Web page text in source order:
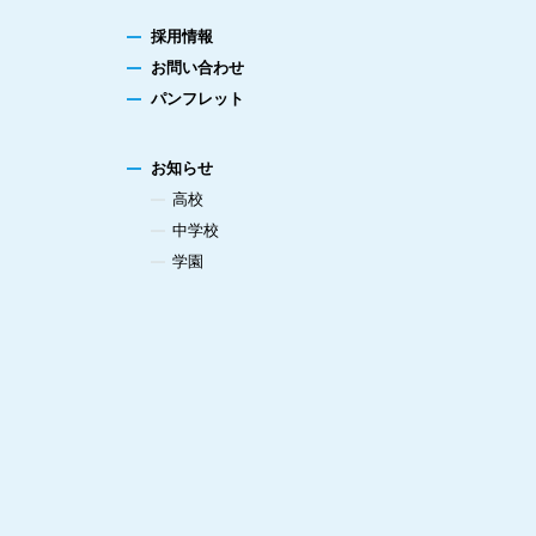
採用情報
お問い合わせ
パンフレット
お知らせ
高校
中学校
学園